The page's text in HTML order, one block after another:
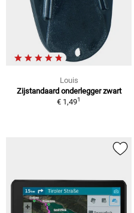
Louis
Zijstandaard onderlegger zwart
€ 1,491